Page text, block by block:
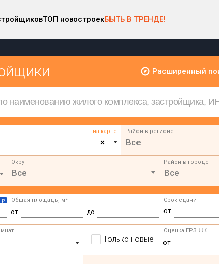
ТОП новостроекБЫТЬ В ТРЕНДЕ!
Расширенный
на карте
×
Район в регионе
Все
Округ
Все
Район в городе
Все
₽ Общая площадь, м²
от до
Срок сдачи
от
Только новые
Оценка ЕРЗ ЖК
от